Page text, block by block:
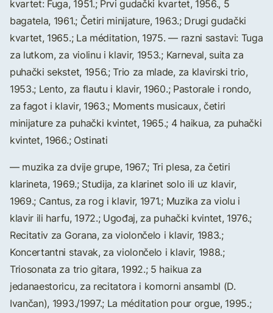
kvartet: Fuga, 1951.; Prvi gudački kvartet, 1956., 5
bagatela, 1961.; Četiri minijature, 1963.; Drugi gudački
kvartet, 1965.; La méditation, 1975. — razni sastavi: Tuga
za lutkom, za violinu i klavir, 1953.; Karneval, suita za
puhački sekstet, 1956.; Trio za mlade, za klavirski trio,
1953.; Lento, za flautu i klavir, 1960.; Pastorale i rondo,
za fagot i klavir, 1963.; Moments musicaux, četiri
minijature za puhački kvintet, 1965.; 4 haikua, za puhački
kvintet, 1966.; Ostinati
— muzika za dvije grupe, 1967.; Tri plesa, za četiri
klarineta, 1969.; Studija, za klarinet solo ili uz klavir,
1969.; Cantus, za rog i klavir, 1971.; Muzika za violu i
klavir ili harfu, 1972.; Ugođaj, za puhački kvintet, 1976.;
Recitativ za Gorana, za violončelo i klavir, 1983.;
Koncertantni stavak, za violončelo i klavir, 1988.;
Triosonata za trio gitara, 1992.; 5 haikua za
jedanaestoricu, za recitatora i komorni ansambl (D.
Ivančan), 1993./1997.; La méditation pour orgue, 1995.;